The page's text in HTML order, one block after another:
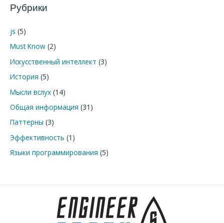
с
:
Рубрики
js (5)
Must Know (2)
Искусственный интеллект (3)
История (5)
Мысли вслух (14)
Общая информация (31)
Паттерны (3)
Эффективность (1)
Языки программирования (5)